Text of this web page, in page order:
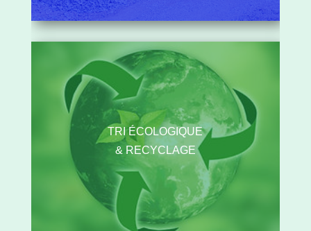
TRI ÉCOLOGIQUE
& RECYCLAGE